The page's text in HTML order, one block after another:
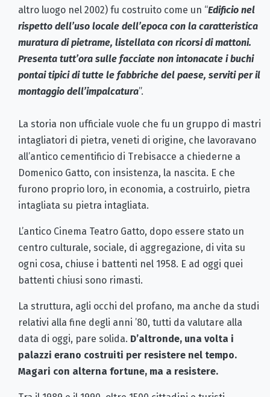
altro luogo nel 2002) fu costruito come un “Edificio nel
rispetto dell’uso locale dell’epoca con la caratteristica
muratura di pietrame, listellata con ricorsi di mattoni.
Presenta tutt’ora sulle facciate non intonacate i buchi
pontai tipici di tutte le fabbriche del paese, serviti per il
montaggio dell’impalcatura”.
La storia non ufficiale vuole che fu un gruppo di mastri
intagliatori di pietra, veneti di origine, che lavoravano
all’antico cementificio di Trebisacce a chiederne a
Domenico Gatto, con insistenza, la nascita. E che
furono proprio loro, in economia, a costruirlo, pietra
intagliata su pietra intagliata.
L’antico Cinema Teatro Gatto, dopo essere stato un
centro culturale, sociale, di aggregazione, di vita su
ogni cosa, chiuse i battenti nel 1958. E ad oggi quei
battenti chiusi sono rimasti.
La struttura, agli occhi del profano, ma anche da studi
relativi alla fine degli anni ’80, tutti da valutare alla
data di oggi, pare solida. D’altronde, una volta i
palazzi erano costruiti per resistere nel tempo.
Magari con alterna fortune, ma a resistere.